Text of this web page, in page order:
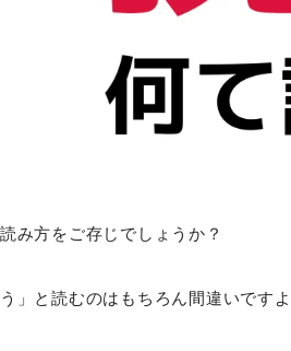
み方をご存じでしょうか？
う」と読むのはもちろん間違いです